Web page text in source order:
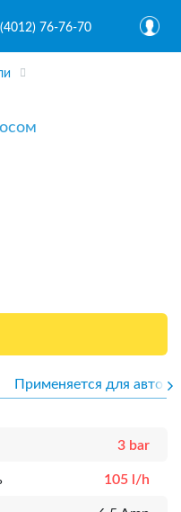
76-76-70
Применяется для авто
3 bar
105 l/h